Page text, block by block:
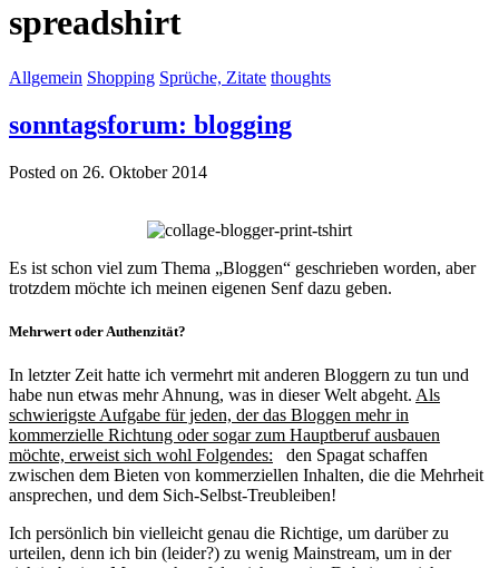
spreadshirt
Allgemein Shopping Sprüche, Zitate thoughts
sonntagsforum: blogging
Posted on 26. Oktober 2014
Es ist schon viel zum Thema „Bloggen“ geschrieben worden, aber
trotzdem möchte ich meinen eigenen Senf dazu geben.
Mehrwert oder Authenzität?
In letzter Zeit hatte ich vermehrt mit anderen Bloggern zu tun und
habe nun etwas mehr Ahnung, was in dieser Welt abgeht. Als
schwierigste Aufgabe für jeden, der das Bloggen mehr in
kommerzielle Richtung oder sogar zum Hauptberuf ausbauen
möchte, erweist sich wohl Folgendes: den Spagat schaffen
zwischen dem Bieten von kommerziellen Inhalten, die die Mehrheit
ansprechen, und dem Sich-Selbst-Treubleiben!
Ich persönlich bin vielleicht genau die Richtige, um darüber zu
urteilen, denn ich bin (leider?) zu wenig Mainstream, um in der